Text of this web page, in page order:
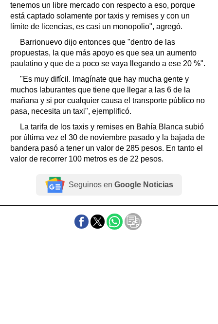
tenemos un libre mercado con respecto a eso, porque
está captado solamente por taxis y remises y con un
límite de licencias, es casi un monopolio", agregó.
Barrionuevo dijo entonces que "dentro de las
propuestas, la que más apoyo es que sea un aumento
paulatino y que de a poco se vaya llegando a ese 20 %".
"Es muy difícil. Imagínate que hay mucha gente y
muchos laburantes que tiene que llegar a las 6 de la
mañana y si por cualquier causa el transporte público no
pasa, necesita un taxi", ejemplificó.
La tarifa de los taxis y remises en Bahía Blanca subió
por última vez el 30 de noviembre pasado y la bajada de
bandera pasó a tener un valor de 285 pesos. En tanto el
valor de recorrer 100 metros es de 22 pesos.
Seguinos en Google Noticias